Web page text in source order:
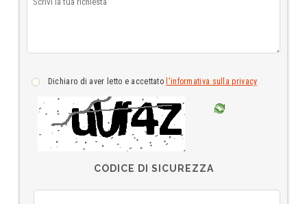
dichiaro di aver letto e accettato l'informativa sulla privacy
CODICE DI SICUREZZA